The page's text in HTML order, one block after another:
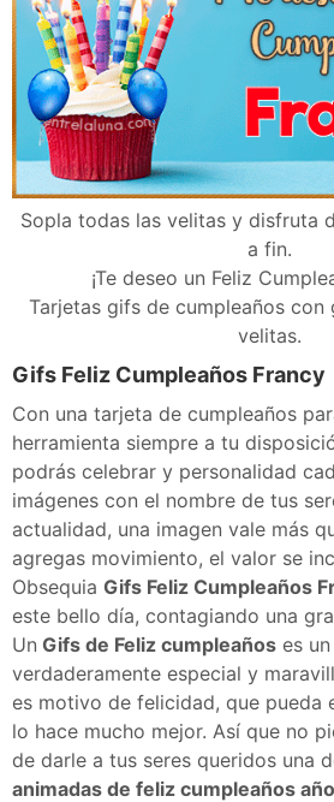
Sopla todas las velitas y disfruta
a fin.
¡Te deseo un Feliz
Tarjetas gifs de cumpleaños
velitas.
Gifs Feliz Cumpleaños Francy
Con una tarjeta de cumpleaños
herramienta siempre a tu
podrás celebrar y personalidad
imágenes con el nombre de tus
actualidad, una imagen vale más
agregas movimiento, el valor se
Obsequia Gifs Feliz Cumpleaños
este bello día, contagiando una
Un Gifs de Feliz cumpleaños es
verdaderamente especial y
es motivo de felicidad, que pueda
lo hace mucho mejor. Así que no
de darle a tus seres queridos una
animadas de feliz cumpleaños